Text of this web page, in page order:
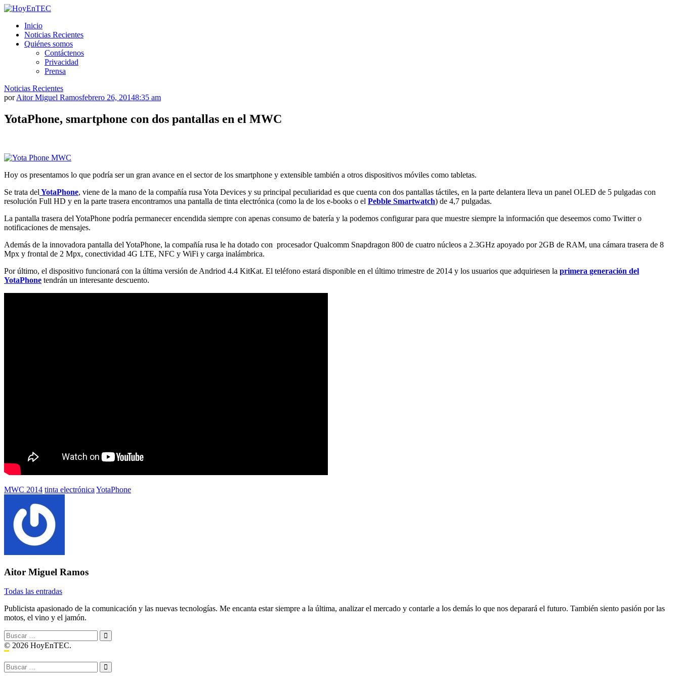
Saltar
contenido.
Inicio
Noticias Recientes
Quiénes somos
Contáctenos
Privacidad
Prensa
Noticias Recientes
porAitor Miguel Ramosfebrero 26, 20148:35 am
YotaPhone, smartphone con dos pantallas en el MWC
Hoy os presentamos lo que podría ser un gran avance en el sector de los smartphone y extensible también a otros dispositivos móviles como tabletas.
Se trata del YotaPhone, viene de la mano de la compañía rusa Yota Devices y su principal peculiaridad es que cuenta con dos pantallas táctiles, en la parte delantera lleva un panel OLED de 5 pulgadas con
resolución Full HD y en la parte trasera encontramos una pantalla de tinta electrónica (como la de los e-books o el Pebble Smartwatch) de 4,7 pulgadas.
La pantalla trasera del YotaPhone podría permanecer encendida siempre con apenas consumo de batería y la podemos configurar para que muestre siempre la información que deseemos como Twitter o
notificaciones de mensajes.
Además de la innovadora pantalla del YotaPhone, la compañía rusa le ha dotado con procesador Qualcomm Snapdragon 800 de cuatro núcleos a 2.3GHz apoyado por 2GB de RAM, una cámara trasera de 8
Mpx y frontal de 2 Mpx, conectividad 4G LTE, NFC y WiFi y carga inalámbrica.
Por último, el dispositivo funcionará con la última versión de Andriod 4.4 KitKat. El teléfono estará disponible en el último trimestre de 2014 y los usuarios que adquiriesen la primera generación del
YotaPhone tendrán un interesante descuento.
Etiquetado
MWC 2014 tinta electrónica YotaPhone
Aitor Miguel Ramos
Todas las entradas
Publicista apasionado de la comunicación y las nuevas tecnologías. Me encanta estar siempre a la última, analizar el mercado y contarle a los demás lo que nos deparará el futuro. También siento pasión por las
motos, el vino y el jamón.
Buscar:
© 2026 HoyEnTEC.
Buscar: